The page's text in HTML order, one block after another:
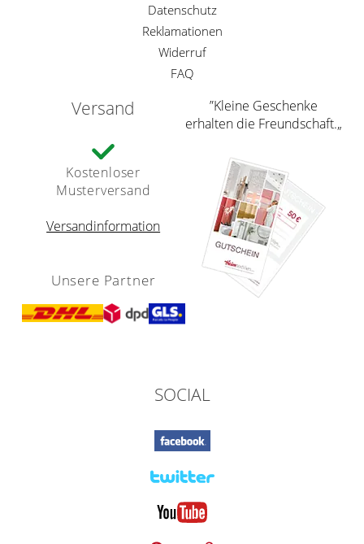
Datenschutz
Reklamationen
Widerruf
FAQ
Versand
Kostenloser
Musterversand
Versandinformation
Unsere Partner
”Kleine Geschenke
erhalten die Freundschaft.„
SOCIAL